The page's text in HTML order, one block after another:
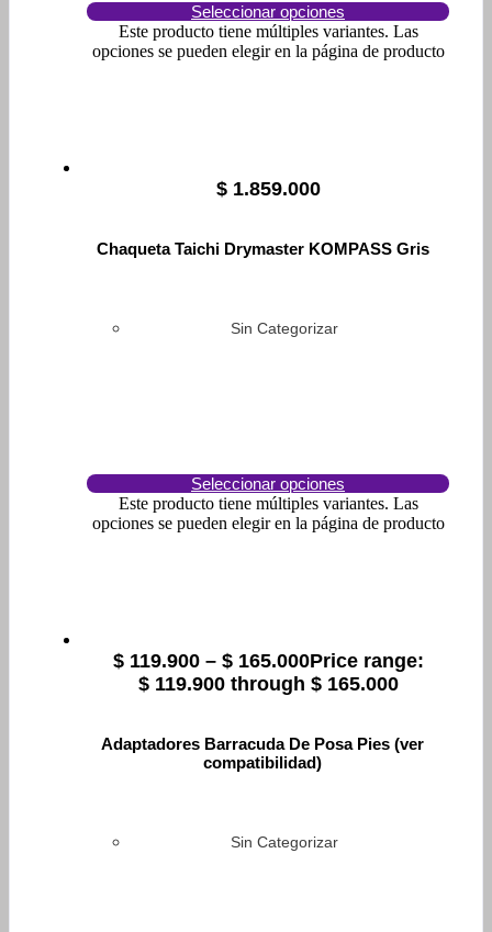
Seleccionar opciones
Este producto tiene múltiples variantes. Las
opciones se pueden elegir en la página de producto
$1.859.000
Chaqueta Taichi Drymaster KOMPASS Gris
Sin Categorizar
Seleccionar opciones
Este producto tiene múltiples variantes. Las
opciones se pueden elegir en la página de producto
$119.900 – $165.000Price range:
$ 119.900 through $ 165.000
Adaptadores Barracuda De Posa Pies (ver
compatibilidad)
Sin Categorizar